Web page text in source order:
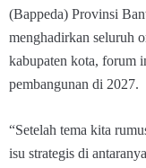
(Bappeda) Provinsi
menghadirkan seluruh
kabupaten kota, forum
pembangunan di 2027.
“Setelah tema kita
isu strategis di